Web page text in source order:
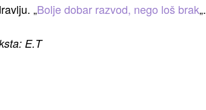
„Bolje dobar razvod, nego loš brak„.
E.T